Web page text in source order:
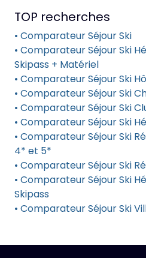
TOP recherches
• Comparateur Séjour Ski
• Comparateur Séjour Ski
Skipass + Matériel
• Comparateur Séjour Ski
• Comparateur Séjour Ski
• Comparateur Séjour Ski
• Comparateur Séjour Ski
• Comparateur Séjour Ski
4* et 5*
• Comparateur Séjour Ski
• Comparateur Séjour Ski
Skipass
• Comparateur Séjour Ski